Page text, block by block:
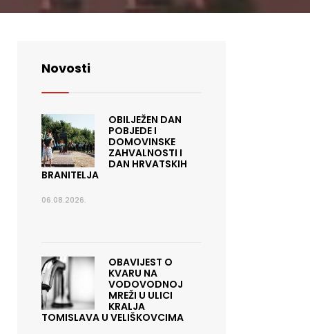
Novosti
OBILJEŽEN DAN
POBJEDE I
DOMOVINSKE
ZAHVALNOSTI I
DAN HRVATSKIH
BRANITELJA
06.08.2026.
OBAVIJEST O
KVARU NA
VODOVODNOJ
MREŽI U ULICI
KRALJA
TOMISLAVA U VELIŠKOVCIMA